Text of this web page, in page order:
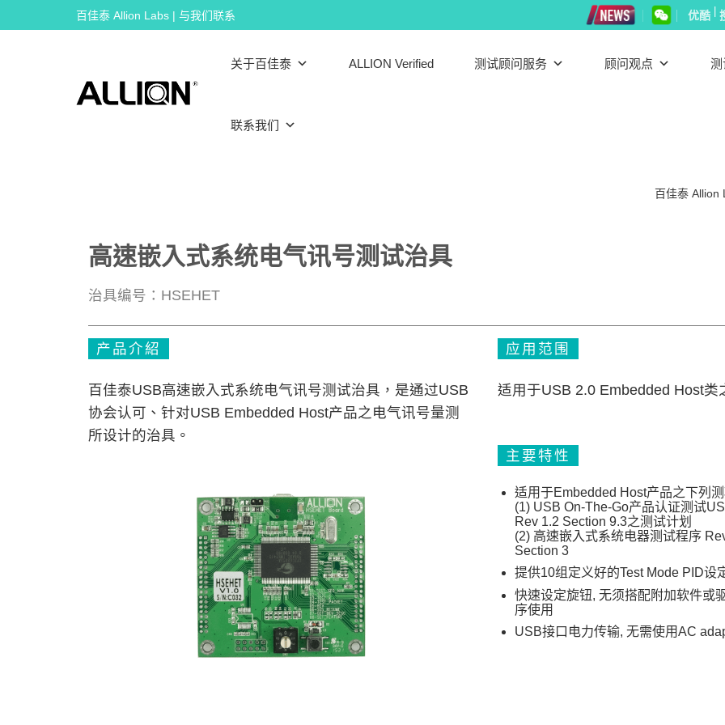
to
百佳泰 Allion Labs | 与我们联系 优酷|
关于百佳泰 ALLION Verified 测试顾问服务 顾问观点 测
联系我们
百佳泰 Allion
高速嵌入式系统电气讯号测试治具
治具编号：HSEHET
产品介紹
百佳泰USB高速嵌入式系统电气讯号测试治具，是通过USB
协会认可、针对USB Embedded Host产品之电气讯号量测
所设计的治具。
应用范围
适用于USB 2.0 Embedded Host类
主要特性
适用于Embedded Host产品之下列
(1) USB On-The-Go产品认证测试
Rev 1.2 Section 9.3之测试计划
(2) 高速嵌入式系统电器测试程序
Section 3
提供10组定义好的Test Mode PID设
快速设定旋钮, 无须搭配附加软件或
序使用
USB接口电力传输, 无需使用AC